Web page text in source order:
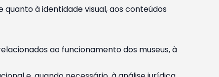
quanto à identidade visual, aos conteúdos
ao funcionamento dos museus, à